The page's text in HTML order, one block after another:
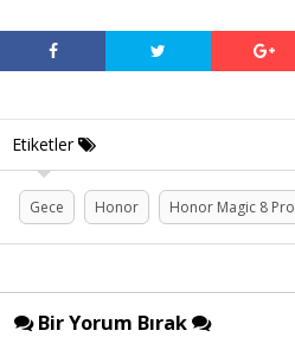
Etiketler
Gece Honor Honor Magic 8 Pro
Bir Yorum Bırak